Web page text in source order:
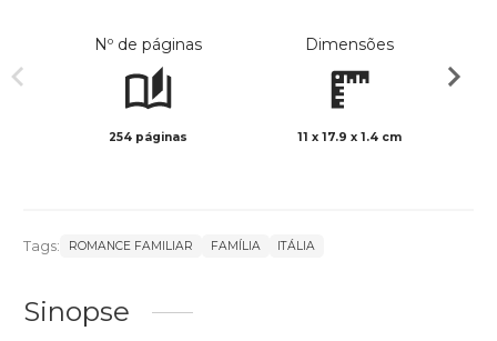
Nº de páginas
254 páginas
Dimensões
11 x 17.9 x 1.4 cm
Tags: ROMANCE FAMILIAR FAMÍLIA ITÁLIA
Sinopse